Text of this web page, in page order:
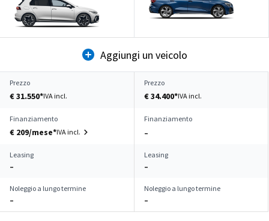
Aggiungi un veicolo
Prezzo
€ 31.550*IVA incl.
Prezzo
€ 34.400*IVA incl.
Finanziamento
€ 209/mese*IVA incl.
Finanziamento
–
Leasing
–
Leasing
–
Noleggio a lungo termine
–
Noleggio a lungo termine
–